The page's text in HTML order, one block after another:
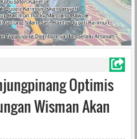
Optimis
Wisman Akan